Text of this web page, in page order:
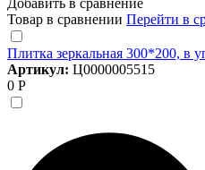
Товар в сравнении Перейти в
Плитка зеркальная 300*200, в
Артикул: Ц0000005515
0 Р